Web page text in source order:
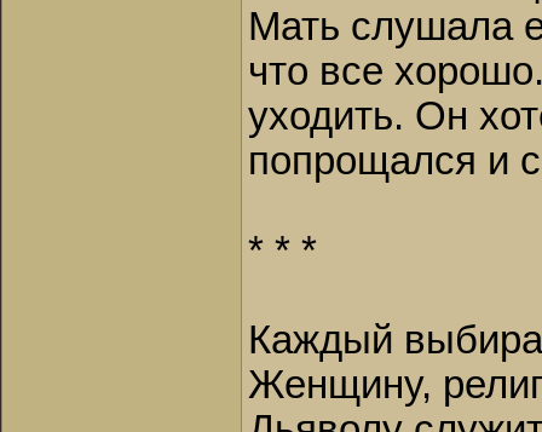
Мать слушала
что все
уходить. Он
попрощался и
* * *
Каждый
Женщину,